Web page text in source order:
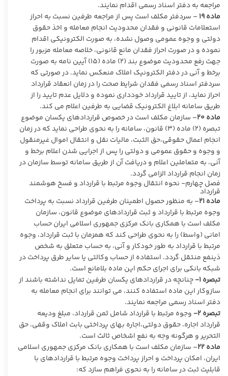
مراجعه به دفتر اسناد رسمی اقدام نمایند.
ماده۱۹ – سردفتر مکلف است پس از مراجعه طرفین نسبت به احراز
استعلامات قانونی و فقدان محدودیت انجام معامله و اخذ حقوق
دولتی و وجوه عمومی وصول نشده، به صورت الکترونیکی اقدام
نموده و در صورت احراز فقدان مانع قانونی، خلاصه معامله مزبور را
جهت رفع محدودیت موضوع بند (۲) ماده (۱۵) آیین نامه به صورت
برخط و آنی در دفتر الکترونیک املاک منعکس نماید. در صورتی که
سردفتر اسناد رسمی فقدان شرایط صحت را در زمان انعقاد قرارداد
احراز نماید، از تایید قرارداد خودداری نموده و دلایل عدم تایید را از
طریق سامانه ابلاغ الکترونیک قضایی به طرفین اعلام می کند.
ماده ۲۰– سازمان مکلف است در خصوص قراردادهای یکسان موضوع
تبصره (۲) ماده (۳) قانون، سامانه را به نحوی طراحی نماید که در زمان
انجام اعمال حقوقی،حق الثبت، مالیات نقل و انتقال اموال غیرمنقول
و وجوه و حقوق عمومی و دولتی را پس از اجرایی شدن اعلام برخط و
آنی، به متعاملین اعلام و دریافت آن از طریق سامانه توسط سازمان در
زمان انجام قرارداد الزامی گردد.
فصل چهارم- نحوه انتقال وجوه مرتبط با قرارداد و فسخ هوشمند
قرارداد
ماده۲۱– به منظور حصول اطمینان طرفین قرارداد نسبت به پرداخت
وجوه مرتبط با قرارداد و ثبت قراردادهای موضوع قانون، سازمان
مکلف است با همکاری بانک مرکزی جمهوری اسلامی ایران حساب
امانی (واسط) را به نحوی طراحی کند که همزمان با ثبت قرارداد، وجوه
مرتبط با قرارداد به طور خودکار و آنی، به حساب متعلق به شخص
ذینفع منتقل گردد. استفاده از حساب وکالتی یا سایر طرق پرداخت در
شبکه بانکی برای اجرای حکم این ماده بلامانع است.
تبصره ۱-
چنانچه در قراردادهای یکسان طرفین تمایل نداشته باشند از
سازوکار این ماده استفاده کنند، می توانند برای انجام معامله به
دفتر اسناد رسمی مراجعه نمایند.
تبصره ۲-
وجوه مرتبط با قرارداد شامل ثمن قرارداد، مبلغ ودیعه
قرارداد اجاره، حقوق دولتی،اجاره بهای پرداختی بابت املاک وقفی، حق
التحریر و هرگونه وجه به نفع اشخاص ثالث است.
ماده۲۲– سازمان مکلف است با همکاری بانک مرکزی جمهوری اسلامی
ایران، امکان پرداخت و احراز پرداخت وجوه مرتبط با قراردادهای با
قابلیت ثبت در سامانه را به نحوی فراهم سازد که: